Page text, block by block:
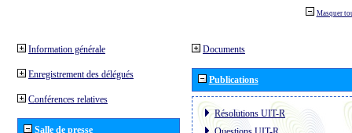
Masquer
Information générale
Enregistrement des délégués
Conférences relatives
Salle de presse
Documents
Publications
Résolutions UIT-R